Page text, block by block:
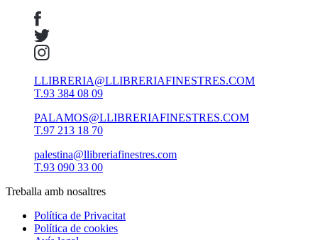
LLIBRERIA@LLIBRERIAFINESTRES.COM
T.93 384 08 09
PALAMOS@LLIBRERIAFINESTRES.COM
T.97 213 18 70
palestina@llibreriafinestres.com
T.93 090 33 00
Treballa amb nosaltres
Política de Privacitat
Política de cookies